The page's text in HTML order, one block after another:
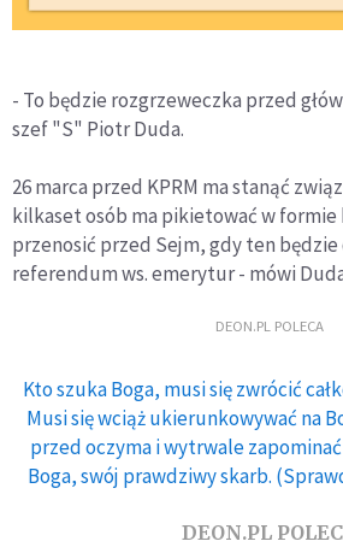
- To będzie rozgrzeweczka przed
szef "S" Piotr Duda.
26 marca przed KPRM ma stanąć
kilkaset osób ma pikietować w formie
przenosić przed Sejm, gdy ten będzie
referendum ws. emerytur - mówi
DEON.PL POLECA
Kto szuka Boga, musi się zwrócić
Musi się wciąż ukierunkowywać na
przed oczyma i wytrwale
Boga, swój prawdziwy skarb.
DEON.PL